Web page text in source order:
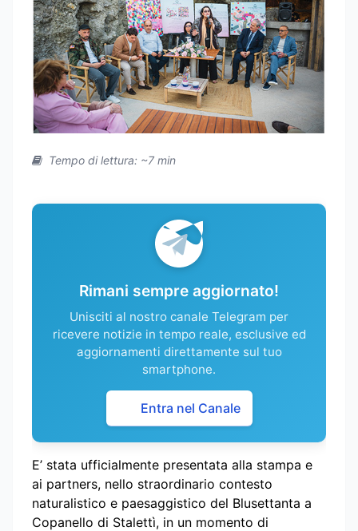
Tempo di lettura: ~7 min
Rimani sempre aggiornato!
Unisciti al nostro canale Telegram per
ricevere notizie in tempo reale, esclusive ed
aggiornamenti direttamente sul tuo
smartphone.
Entra nel Canale
E’ stata ufficialmente presentata alla stampa e
ai partners, nello straordinario contesto
naturalistico e paesaggistico del Blusettanta a
Copanello di Stalettì, in un momento di